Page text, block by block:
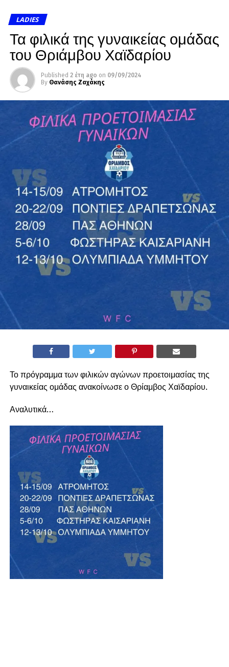
LADIES
Τα φιλικά της γυναικείας ομάδας
του Θριάμβου Χαϊδαρίου
Published 2 έτη ago on 09/09/2024
By Θανάσης Ζαχάκης
Το πρόγραμμα των φιλικών αγώνων προετοιμασίας της
γυναικείας ομάδας ανακοίνωσε ο Θρίαμβος Χαϊδαρίου.
Αναλυτικά…